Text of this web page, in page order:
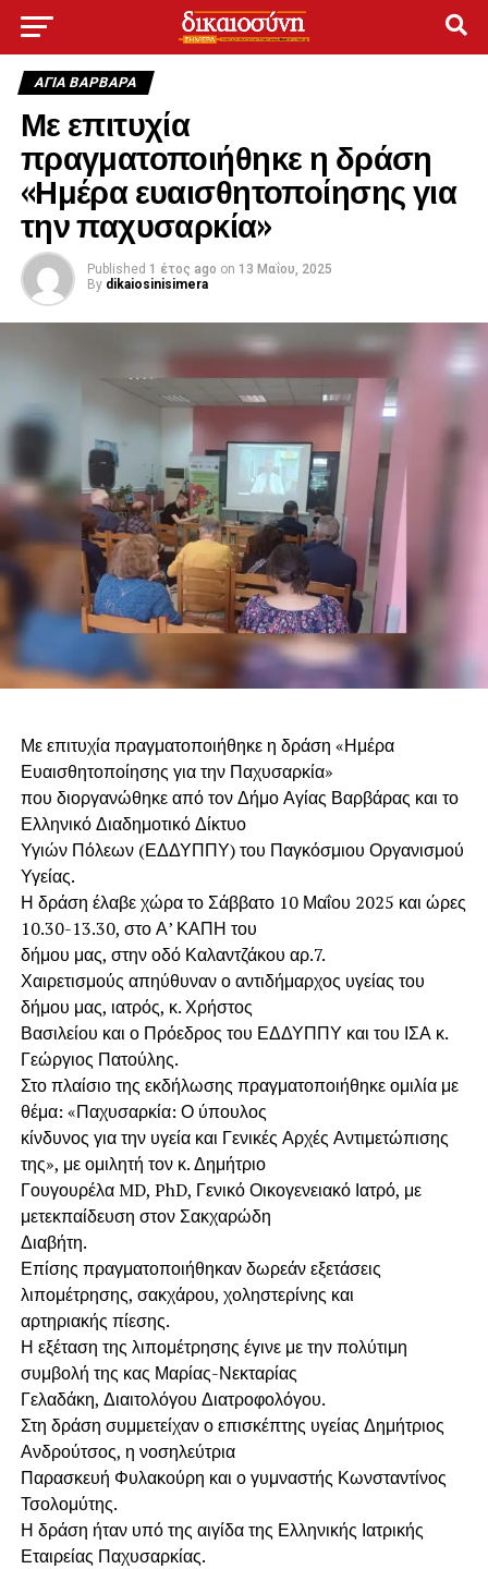
ΑΓΙΑ ΒΑΡΒΑΡΑ
Με επιτυχία
πραγματοποιήθηκε η δράση
«Ημέρα ευαισθητοποίησης για
την παχυσαρκία»
Published 1 έτος ago on 13 Μαΐου, 2025
By dikaiosinisimera
Με επιτυχία πραγματοποιήθηκε η δράση «Ημέρα
Ευαισθητοποίησης για την Παχυσαρκία»
που διοργανώθηκε από τον Δήμο Αγίας Βαρβάρας και το
Ελληνικό Διαδημοτικό Δίκτυο
Υγιών Πόλεων (ΕΔΔΥΠΠΥ) του Παγκόσμιου Οργανισμού
Υγείας.
Η δράση έλαβε χώρα το Σάββατο 10 Μαΐου 2025 και ώρες
10.30-13.30, στο Α’ ΚΑΠΗ του
δήμου μας, στην οδό Καλαντζάκου αρ.7.
Χαιρετισμούς απηύθυναν ο αντιδήμαρχος υγείας του
δήμου μας, ιατρός, κ. Χρήστος
Βασιλείου και ο Πρόεδρος του ΕΔΔΥΠΠΥ και του ΙΣΑ κ.
Γεώργιος Πατούλης.
Στο πλαίσιο της εκδήλωσης πραγματοποιήθηκε ομιλία με
θέμα: «Παχυσαρκία: Ο ύπουλος
κίνδυνος για την υγεία και Γενικές Αρχές Αντιμετώπισης
της», με ομιλητή τον κ. Δημήτριο
Γουγουρέλα MD, PhD, Γενικό Οικογενειακό Ιατρό, με
μετεκπαίδευση στον Σακχαρώδη
Διαβήτη.
Επίσης πραγματοποιήθηκαν δωρεάν εξετάσεις
λιπομέτρησης, σακχάρου, χοληστερίνης και
αρτηριακής πίεσης.
Η εξέταση της λιπομέτρησης έγινε με την πολύτιμη
συμβολή της κας Μαρίας-Νεκταρίας
Γελαδάκη, Διαιτολόγου Διατροφολόγου.
Στη δράση συμμετείχαν ο επισκέπτης υγείας Δημήτριος
Ανδρούτσος, η νοσηλεύτρια
Παρασκευή Φυλακούρη και ο γυμναστής Κωνσταντίνος
Τσολομύτης.
Η δράση ήταν υπό της αιγίδα της Ελληνικής Ιατρικής
Εταιρείας Παχυσαρκίας.